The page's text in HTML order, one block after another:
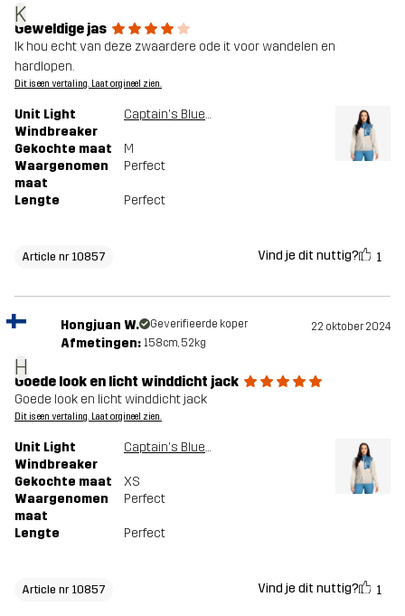
K
Geweldige jas
Ik hou echt van deze zwaardere ode it voor wandelen en
hardlopen.
Dit is een vertaling. Laat orgineel zien.
Unit Light
Windbreaker
Captain's Blue/Peyote
Gekochte maat
M
Waargenomen
maat
Perfect
Lengte Perfect
Article nr 10857 Vind je dit nuttig? 1
H
Hongjuan W. Geverifieerde koper 22 oktober 2024
Afmetingen: 158cm, 52kg
Goede look en licht winddicht jack
Goede look en licht winddicht jack
Dit is een vertaling. Laat orgineel zien.
Unit Light
Windbreaker
Captain's Blue/Peyote
Gekochte maat
XS
Waargenomen
maat
Perfect
Lengte Perfect
Article nr 10857 Vind je dit nuttig? 1